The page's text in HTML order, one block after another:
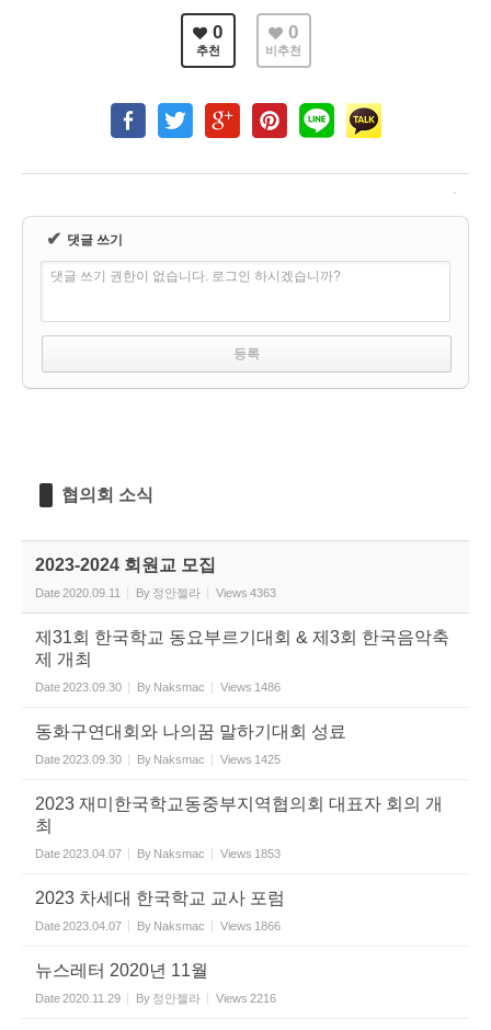
0
추천
0
비추천
✔ 댓글 쓰기
댓글 쓰기 권한이 없습니다. 로그인 하시겠습니까?
협의회 소식
2023-2024 회원교 모집
Date2020.09.11 By 정안젤라 Views 4363
제31회 한국학교 동요부르기대회 & 제3회 한국음악축
제 개최
Date2023.09.30 By Naksmac Views 1486
동화구연대회와 나의꿈 말하기대회 성료
Date2023.09.30 By Naksmac Views 1425
2023 재미한국학교동중부지역협의회 대표자 회의 개
최
Date2023.04.07 By Naksmac Views 1853
2023 차세대 한국학교 교사 포럼
Date2023.04.07 By Naksmac Views 1866
뉴스레터 2020년 11월
Date2020.11.29 By 정안젤라 Views 2216